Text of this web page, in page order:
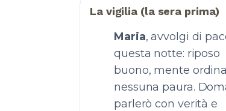
La vigilia (la sera prima)
Maria, avvolgi di
questa notte: riposo
buono, mente
nessuna paura.
parlerò con verità e